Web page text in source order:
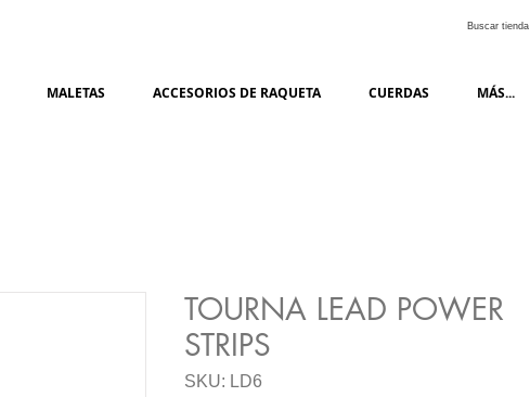
MALETAS ACCESORIOS DE RAQUETA CUERDAS MÁS...
Buscar tienda
TOURNA LEAD POWER
STRIPS
SKU: LD6